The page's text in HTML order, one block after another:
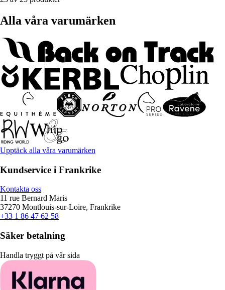
Alla våra varumärken
Upptäck alla våra varumärken
Kundservice i Frankrike
Kontakta oss
11 rue Bernard Maris
37270 Montlouis-sur-Loire, Frankrike
+33 1 86 47 62 58
Säker betalning
Handla tryggt på vår sida